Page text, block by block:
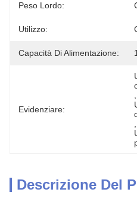
Peso Lordo:
Utilizzo:
Capacità Di Alimentazione:
Evidenziare:
Descrizione Del